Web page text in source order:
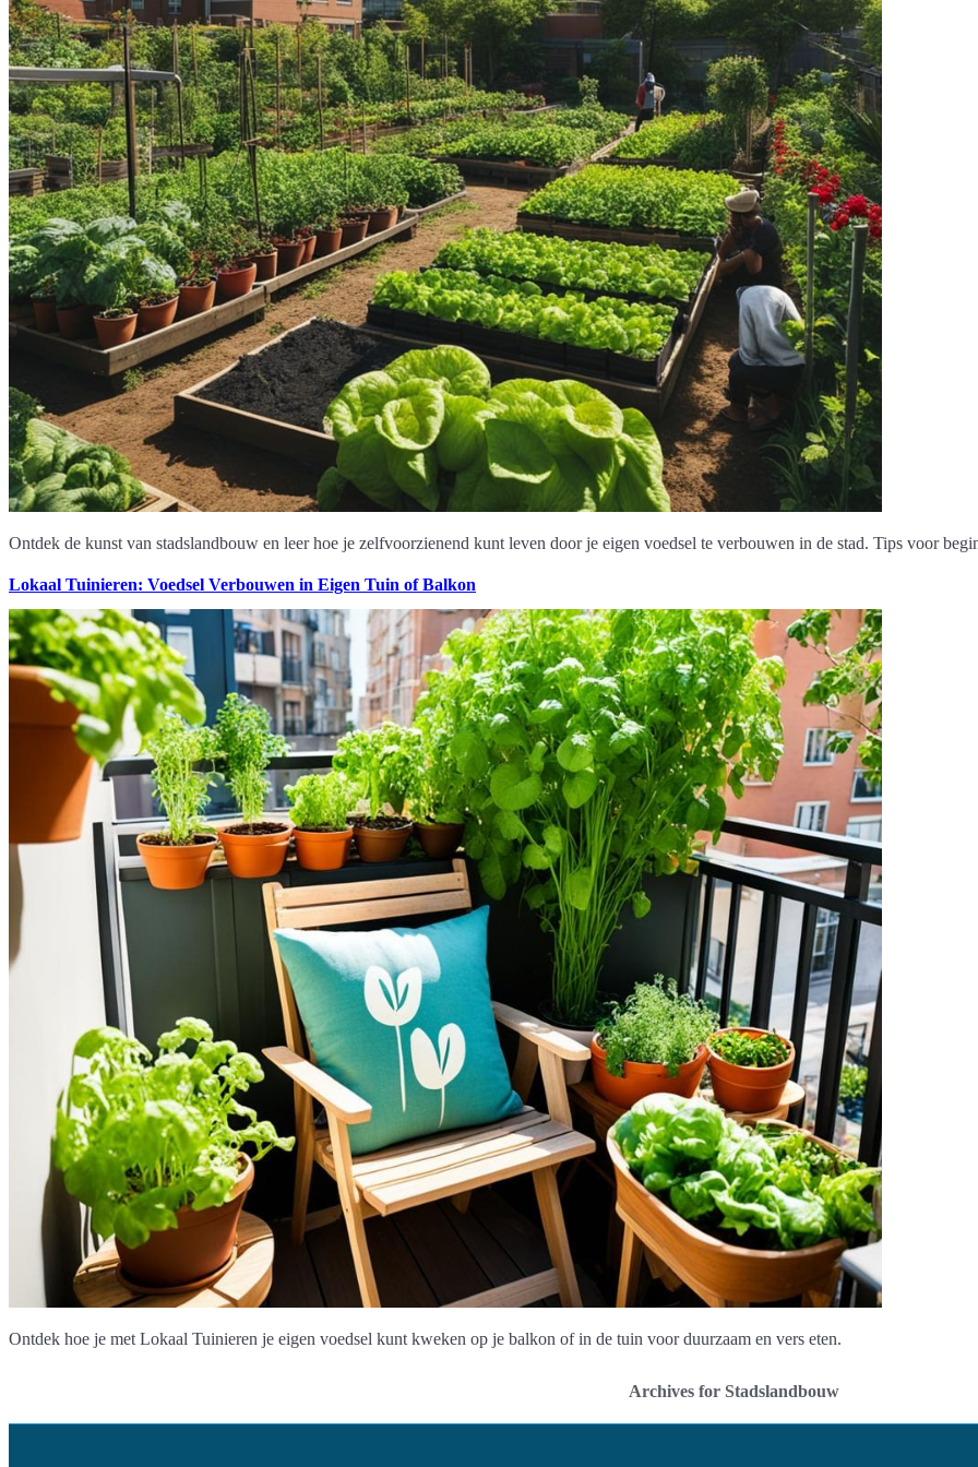
Ontdek de kunst van stadslandbouw en leer hoe je zelfvoorzienend kunt leven door je eigen voedsel te verbouwen in de stad. Tips voor
Lokaal Tuinieren: Voedsel Verbouwen in Eigen Tuin of Balkon
Ontdek hoe je met Lokaal Tuinieren je eigen voedsel kunt kweken op je balkon of in de tuin voor duurzaam en vers eten.
Archives for Stadslandbouw